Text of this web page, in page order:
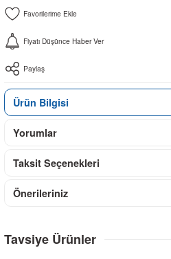
Fiyatı Düşünce Haber Ver
Paylaş
Ürün Bilgisi
Yorumlar
Taksit Seçenekleri
Önerileriniz
Tavsiye Ürünler